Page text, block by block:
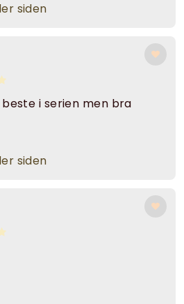
siden
i serien men bra
siden